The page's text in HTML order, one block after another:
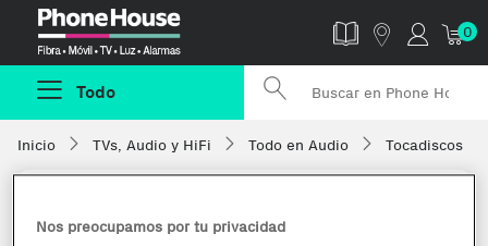
0
Todo
Inicio TVs, Audio y HiFi Todo en Audio Tocadiscos
Nos preocupamos por tu privacidad